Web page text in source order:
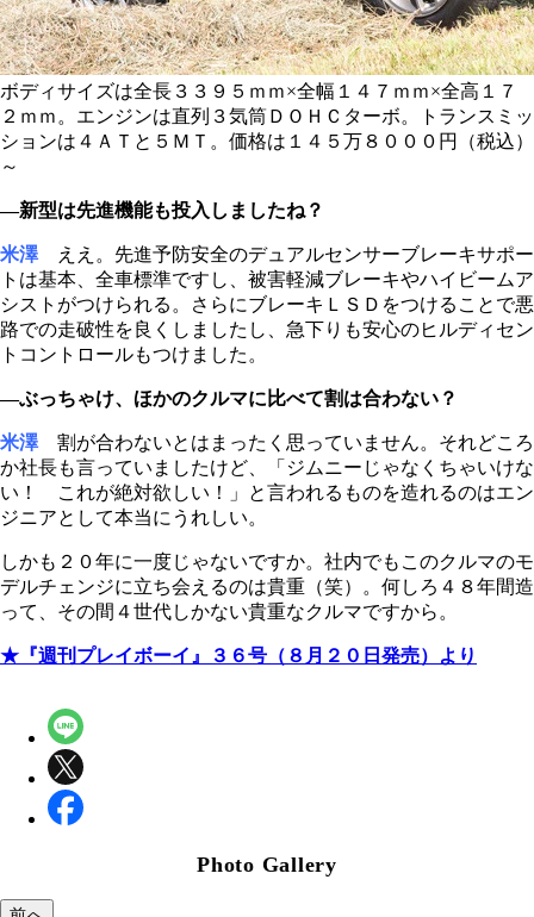
ボディサイズは全長３３９５ｍｍ×全幅１４７ｍｍ×全高１７
２ｍｍ。エンジンは直列３気筒ＤＯＨＣターボ。トランスミッ
ションは４ＡＴと５ＭＴ。価格は１４５万８０００円（税込）
～
―新型は先進機能も投入しましたね？
米澤ええ。先進予防安全のデュアルセンサーブレーキサポー
トは基本、全車標準ですし、被害軽減ブレーキやハイビームア
シストがつけられる。さらにブレーキＬＳＤをつけることで悪
路での走破性を良くしましたし、急下りも安心のヒルディセン
トコントロールもつけました。
―ぶっちゃけ、ほかのクルマに比べて割は合わない？
米澤割が合わないとはまったく思っていません。それどころ
か社長も言っていましたけど、「ジムニーじゃなくちゃいけな
い！ これが絶対欲しい！」と言われるものを造れるのはエン
ジニアとして本当にうれしい。
しかも２０年に一度じゃないですか。社内でもこのクルマのモ
デルチェンジに立ち会えるのは貴重（笑）。何しろ４８年間造
って、その間４世代しかない貴重なクルマですから。
★『週刊プレイボーイ』３６号（８月２０日発売）より
Photo Gallery